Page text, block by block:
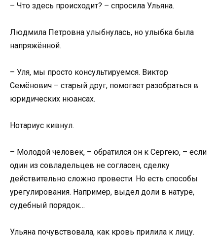
– Что здесь происходит? – спросила Ульяна.
Людмила Петровна улыбнулась, но улыбка была
напряжённой.
– Уля, мы просто консультируемся. Виктор
Семёнович – старый друг, помогает разобраться в
юридических нюансах.
Нотариус кивнул.
– Молодой человек, – обратился он к Сергею, – если
один из совладельцев не согласен, сделку
действительно сложно провести. Но есть способы
урегулирования. Например, выдел доли в натуре,
судебный порядок…
Ульяна почувствовала, как кровь прилила к лицу.